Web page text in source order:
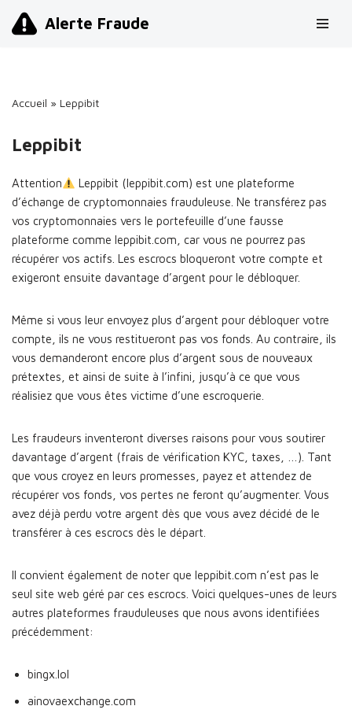
Alerte Fraude
Accueil » Leppibit
Leppibit
Attention
Leppibit (leppibit.com) est une plateforme
d’échange de cryptomonnaies frauduleuse. Ne transférez pas
vos cryptomonnaies vers le portefeuille d’une fausse
plateforme comme leppibit.com, car vous ne pourrez pas
récupérer vos actifs. Les escrocs bloqueront votre compte et
exigeront ensuite davantage d’argent pour le débloquer.
Même si vous leur envoyez plus d’argent pour débloquer votre
compte, ils ne vous restitueront pas vos fonds. Au contraire, ils
vous demanderont encore plus d’argent sous de nouveaux
prétextes, et ainsi de suite à l’infini, jusqu’à ce que vous
réalisiez que vous êtes victime d’une escroquerie.
Les fraudeurs inventeront diverses raisons pour vous soutirer
davantage d’argent (frais de vérification KYC, taxes, …). Tant
que vous croyez en leurs promesses, payez et attendez de
récupérer vos fonds, vos pertes ne feront qu’augmenter. Vous
avez déjà perdu votre argent dès que vous avez décidé de le
transférer à ces escrocs dès le départ.
Il convient également de noter que leppibit.com n’est pas le
seul site web géré par ces escrocs. Voici quelques-unes de leurs
autres plateformes frauduleuses que nous avons identifiées
précédemment:
bingx.lol
ainovaexchange.com